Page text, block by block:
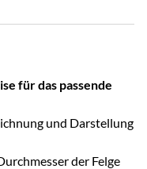
für das passende
der Felge